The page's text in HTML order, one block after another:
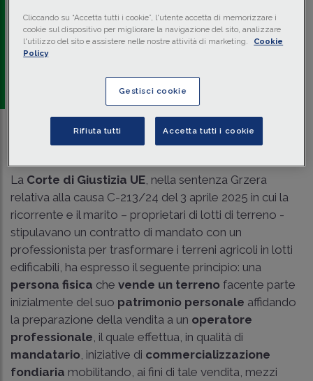
effettua iniziative dicommercializzazione fondiaria
mobilitando mezzi simili a quelli impiegati da un
produttore, può essere consideratosoggetto passivo IVA
che esercita un’
La Corte di Giustizia UE, nella sentenza Grzera
relativa alla causa C-213/24 del 3 aprile 2025 in cui la
ricorrente e il marito – proprietari di lotti di terreno -
stipulavano un contratto di mandato con un
professionista per trasformare i terreni agricoli in lotti
edificabili, ha espresso il seguente principio: una
persona fisica che vende un terreno facente parte
inizialmente del suo patrimonio personale affidando
la preparazione della vendita a un operatore
professionale, il quale effettua, in qualità di
mandatario, iniziative di commercializzazione
fondiaria mobilitando, ai fini di tale vendita, mezzi
Cliccando su “Accetta tutti i cookie”, l'utente accetta di memorizzare i
cookie sul dispositivo per migliorare la navigazione del sito, analizzare
l'utilizzo del sito e assistere nelle nostre attività di marketing.
Cookie
Policy
Gestisci cookie
Rifiuta tutti Accetta tutti i cookie